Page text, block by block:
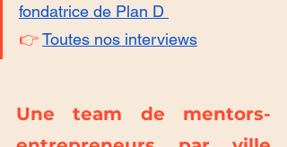
fondatrice de Plan D
👉 Toutes nos interviews
Une team de mentors-